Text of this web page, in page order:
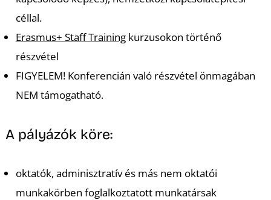
céllal.
Erasmus+ Staff Trainingkurzusokon történő
részvétel
FIGYELEM! Konferencián való részvétel önmagában
NEM támogatható.
A pályázók köre:
oktatók, adminisztratív és más nem oktatói
munkakörben foglalkoztatott munkatársak